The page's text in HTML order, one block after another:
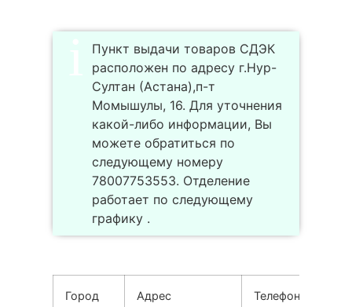
Пункт выдачи товаров СДЭК
расположен по адресу г.Нур-
Султан (Астана),п-т
Момышулы, 16. Для уточнения
какой-либо информации, Вы
можете обратиться по
следующему номеру
78007753553. Отделение
работает по следующему
графику .
Город Адрес Телефон